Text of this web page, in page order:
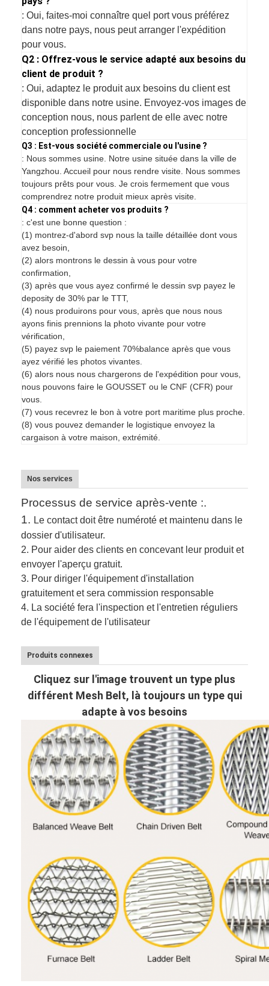
: Oui, faites-moi connaître quel port vous préférez
dans notre pays, nous peut arranger l'expédition
pour vous.
Q2 : Offrez-vous le service adapté aux besoins du
client de produit ?
: Oui, adaptez le produit aux besoins du client est
disponible dans notre usine. Envoyez-vos images de
conception nous, nous parlent de elle avec notre
conception professionnelle
Q3 : Est-vous société commerciale ou l'usine ?
: Nous sommes usine. Notre usine située dans la ville de
Yangzhou. Accueil pour nous rendre visite. Nous sommes
toujours prêts pour vous. Je crois fermement que vous
comprendrez notre produit mieux après visite.
Q4 : comment acheter vos produits ?
: c'est une bonne question :
(1) montrez-d'abord svp nous la taille détaillée dont vous
avez besoin,
(2) alors montrons le dessin à vous pour votre
confirmation,
(3) après que vous ayez confirmé le dessin svp payez le
deposity de 30% par le TTT,
(4) nous produirons pour vous, après que nous nous
ayons finis prennions la photo vivante pour votre
vérification,
(5) payez svp le paiement 70%balance après que vous
ayez vérifié les photos vivantes.
(6) alors nous nous chargerons de l'expédition pour vous,
nous pouvons faire le GOUSSET ou le CNF (CFR) pour
vous.
(7) vous recevrez le bon à votre port maritime plus proche.
(8) vous pouvez demander le logistique envoyez la
cargaison à votre maison, extrémité.
Nos services
Processus de service après-vente :.
1. Le contact doit être numéroté et maintenu dans le
dossier d'utilisateur.
2. Pour aider des clients en concevant leur produit et
envoyer l'aperçu gratuit.
3. Pour diriger l'équipement d'installation
gratuitement et sera commission responsable
4. La société fera l'inspection et l'entretien réguliers
de l'équipement de l'utilisateur
Produits connexes
Cliquez sur l'image trouvent un type plus
différent Mesh Belt, là toujours un type qui
adapte à vos besoins